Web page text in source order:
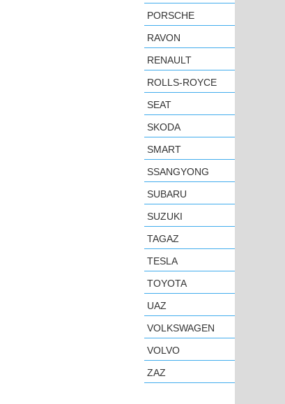
PORSCHE
RAVON
RENAULT
ROLLS-ROYCE
SEAT
SKODA
SMART
SSANGYONG
SUBARU
SUZUKI
TAGAZ
TESLA
TOYOTA
UAZ
VOLKSWAGEN
VOLVO
ZAZ